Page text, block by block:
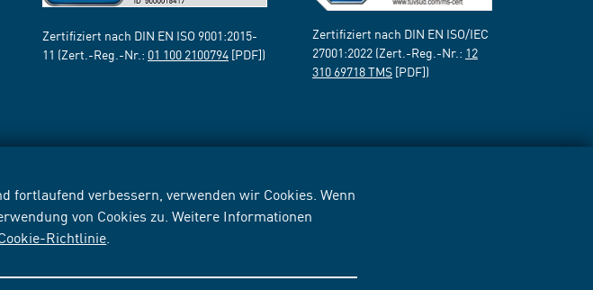
verbessern, verwenden wir Cookies. Wenn
von Cookies zu. Weitere Informationen
Richtlinie
Zertifiziert nach DIN EN ISO 9001:2015-
11 (Zert.-Reg.-Nr.: 01 100 2100794 [PDF])
Zertifiziert nach DIN EN ISO/IEC
27001:2022 (Zert.-Reg.-Nr.: 12
310 69718 TMS [PDF])